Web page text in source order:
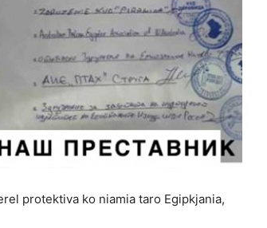
protektiva ko niamia taro Egipkjania,